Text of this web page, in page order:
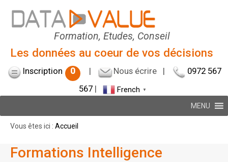
Formation, Etudes, Conseil
Les données au coeur de vos décisions
Inscription 0 | Nous écrire |
0972 567
567 | French ▼
MENU
Vous êtes ici : Accueil
Formations Intelligence